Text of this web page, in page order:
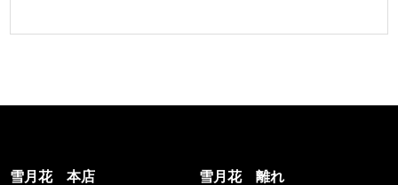
雪月花 本店 雪月花 離れ